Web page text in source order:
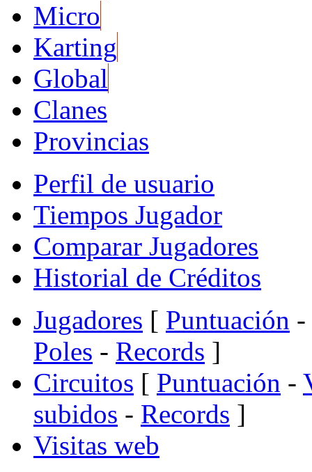
Micro
Karting
Global
Clanes
Provincias
Perfil de usuario
Tiempos Jugador
Comparar Jugadores
Historial de Créditos
Jugadores [ Puntuación -
Poles - Records ]
Circuitos [ Puntuación -
subidos - Records ]
Visitas web